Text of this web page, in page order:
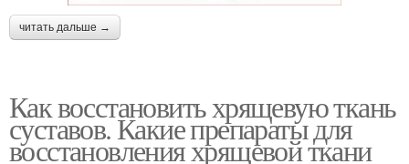
читать дальше →
Как восстановить хрящевую ткань
суставов. Какие препараты для
восстановления хрящевой ткани